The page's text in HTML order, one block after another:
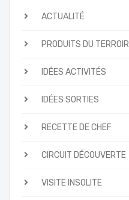
ACTUALITÉ
PRODUITS DU TERROIR
IDÉES ACTIVITÉS
IDÉES SORTIES
RECETTE DE CHEF
CIRCUIT DÉCOUVERTE
VISITE INSOLITE